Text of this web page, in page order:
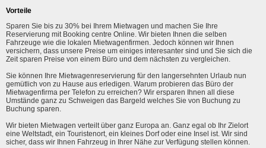
Vorteile
Sparen Sie bis zu 30% bei Ihrem Mietwagen und machen Sie Ihre
Reservierung mit Booking centre Online. Wir bieten Ihnen die selben
Fahrzeuge wie die lokalen Mietwagenfirmen. Jedoch können wir Ihnen
versichern, dass unsere Preise um einiges interesanter sind und Sie sich die
Zeit sparen Preise von einem Büro und dem nächsten zu vergleichen.
Sie können Ihre Mietwagenreservierung für den langersehnten Urlaub nun
gemütlich von zu Hause aus erledigen. Warum probieren das Büro der
Mietwagenfirma per Telefon zu erreichen? Wir ersparen Ihnen all diese
Umstände ganz zu Schweigen das Bargeld welches Sie von Buchung zu
Buchung sparen.
Wir bieten Mietwagen verteilt über ganz Europa an. Ganz egal ob Ihr Zielort
eine Weltstadt, ein Touristenort, ein kleines Dorf oder eine Insel ist. Wir sind
sicher, dass wir Ihnen Fahrzeug in Ihrer Nähe zur Verfügung stellen können.